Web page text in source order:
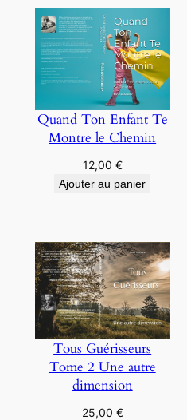
Quand Ton Enfant Te
Montre le Chemin
12,00 €
Ajouter au panier
Tous Guérisseurs
Tome 2 Une autre
dimension
25,00 €